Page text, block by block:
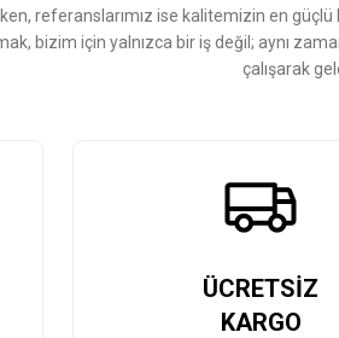
referanslarımız ise kalitemizin en
bizim için yalnızca bir iş değil; aynı
çalışarak
ÜCRETSİZ
KARGO